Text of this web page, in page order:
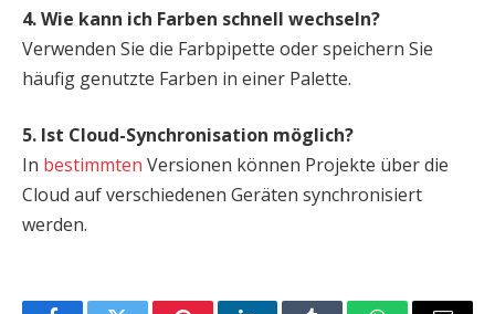
4. Wie kann ich Farben schnell wechseln?
Verwenden Sie die Farbpipette oder speichern Sie
häufig genutzte Farben in einer Palette.
5. Ist Cloud-Synchronisation möglich?
In bestimmten Versionen können Projekte über die
Cloud auf verschiedenen Geräten synchronisiert
werden.